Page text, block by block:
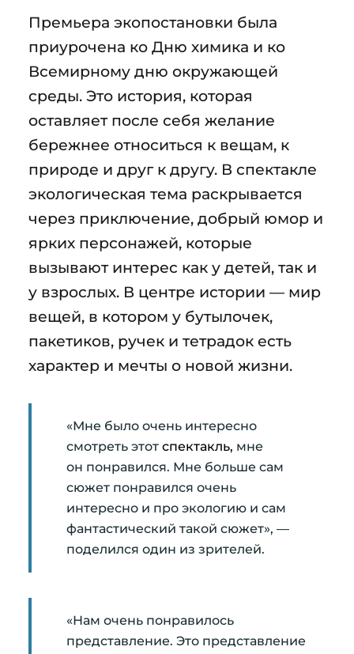
Премьера экопостановки была
приурочена ко Дню химика и ко
Всемирному дню окружающей
среды. Это история, которая
оставляет после себя желание
бережнее относиться к вещам, к
природе и друг к другу. В спектакле
экологическая тема раскрывается
через приключение, добрый юмор и
ярких персонажей, которые
вызывают интерес как у детей, так и
у взрослых. В центре истории — мир
вещей, в котором у бутылочек,
пакетиков, ручек и тетрадок есть
характер и мечты о новой жизни.
«Мне было очень интересно
смотреть этот спектакль, мне
он понравился. Мне больше сам
сюжет понравился очень
интересно и про экологию и сам
фантастический такой сюжет», —
поделился один из зрителей.
«Нам очень понравилось
представление. Это представление